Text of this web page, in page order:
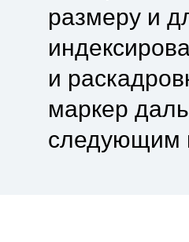
размеру и
и
маркер
следующим